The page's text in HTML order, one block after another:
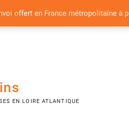
offert en France métropolitaine à
EN LOIRE ATLANTIQUE